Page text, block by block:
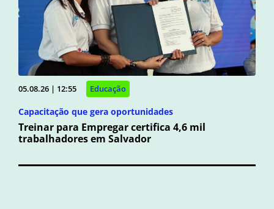
05.08.26 | 12:55 Educação
Capacitação que gera oportunidades
Treinar para Empregar certifica 4,6 mil
trabalhadores em Salvador